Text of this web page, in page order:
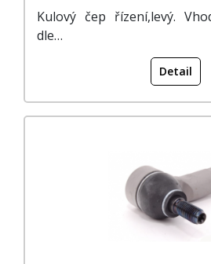
Kulový čep řízení,levý.
dle…
Detail